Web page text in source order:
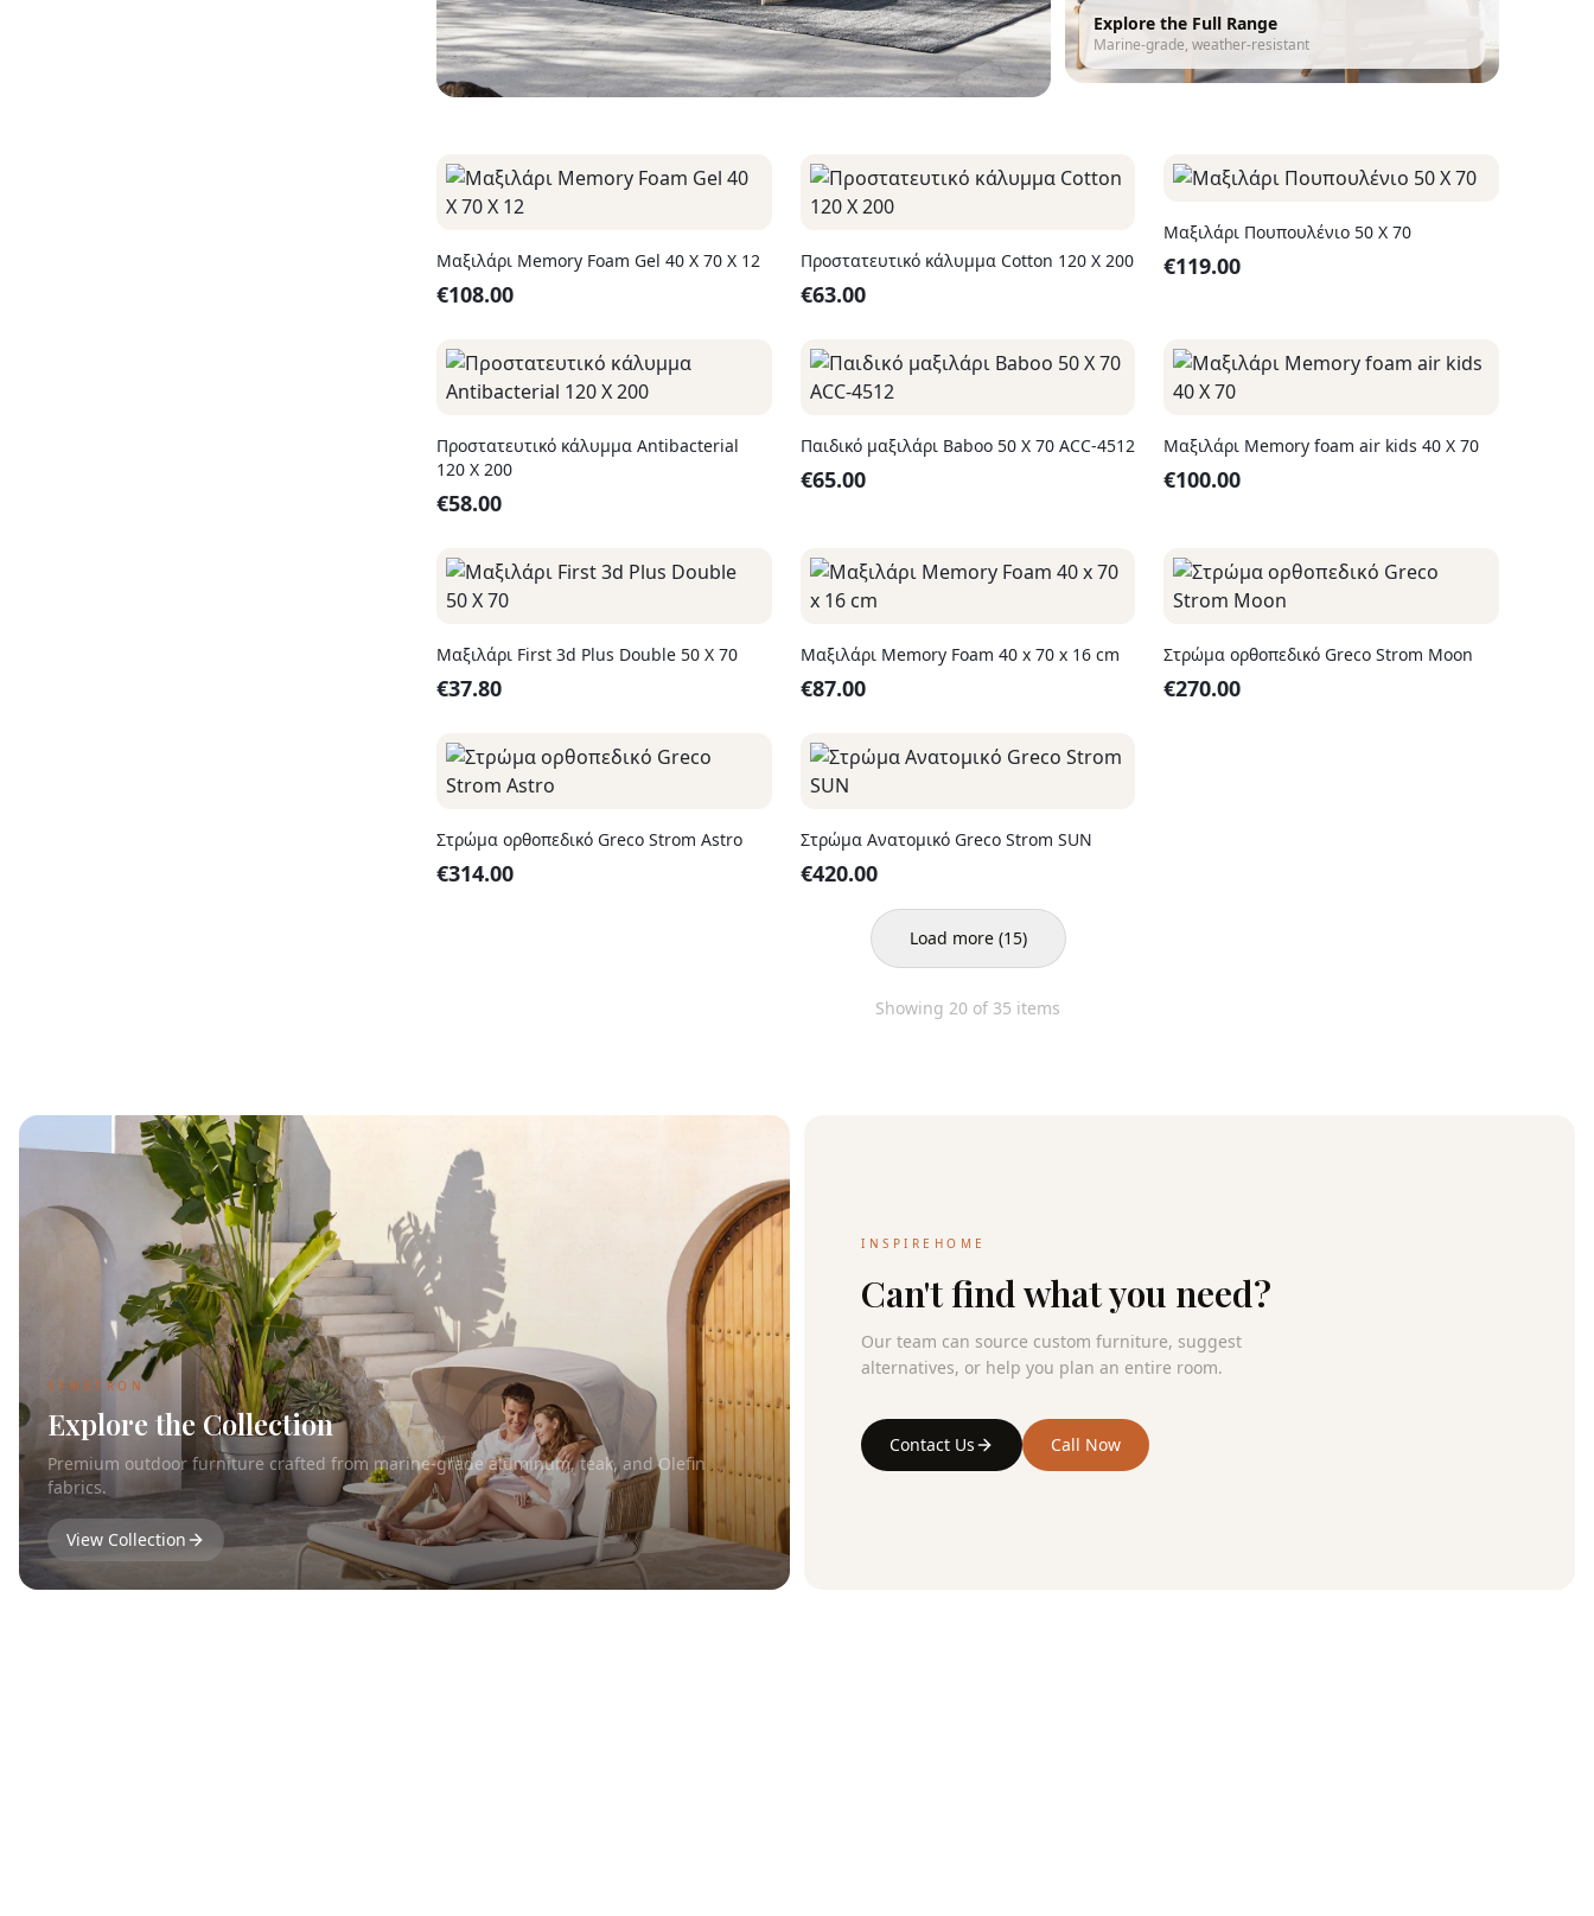
Explore the Full Range
Marine-grade, weather-resistant
Μαξιλάρι Memory Foam Gel 40 Χ 70 Χ 12
€108.00
Προστατευτικό κάλυμμα Cotton 120 X 200
€63.00
Μαξιλάρι Πουπουλένιο 50 Χ 70
€119.00
Προστατευτικό κάλυμμα Antibacterial
120 X 200
€58.00
Παιδικό μαξιλάρι Baboo 50 X 70 ACC-4512
€65.00
Μαξιλάρι Memory foam air kids 40 Χ 70
€100.00
Μαξιλάρι First 3d Plus Double 50 Χ 70
€37.80
Μαξιλάρι Memory Foam 40 x 70 x 16 cm
€87.00
Στρώμα ορθοπεδικό Greco Strom Moon
€270.00
Στρώμα ορθοπεδικό Greco Strom Astro
€314.00
Στρώμα Ανατομικό Greco Strom SUN
€420.00
Load more(15)
Showing 20 of 35 items
SYMETRON
Explore the Collection
Premium outdoor furniture crafted from marine-grade aluminum, teak, and Olefin
fabrics.
View Collection
INSPIREHOME
Can't find what you need?
Our team can source custom furniture, suggest
alternatives, or help you plan an entire room.
Contact Us Call Now